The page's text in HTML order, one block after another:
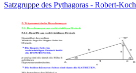
Satzgruppe des Pythagoras - Robert-Koch